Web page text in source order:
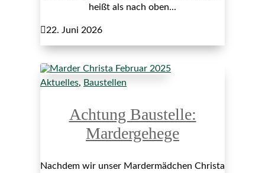
heißt als nach oben...
22. Juni 2026
Aktuelles, Baustellen
Achtung Baustelle:
Mardergehege
Nachdem wir unser Mardermädchen Christa